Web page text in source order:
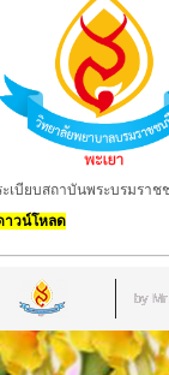
ะเบียบสถาบันพระบรมรา
าวน์โหลด
by